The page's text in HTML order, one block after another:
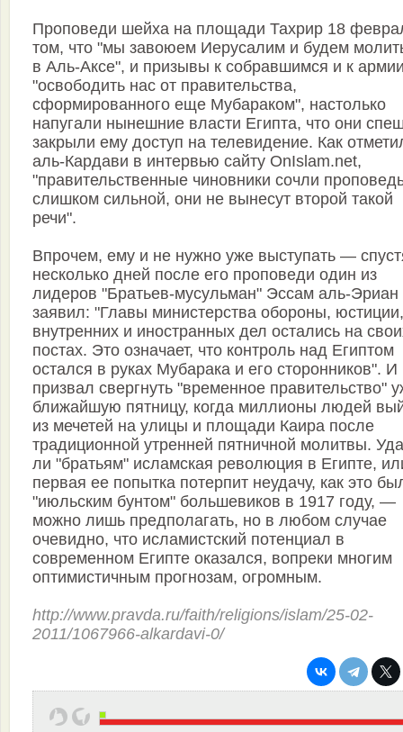
Проповеди шейха на площади Тахрир 18
том, что "мы завоюем Иерусалим и будем
в Аль-Аксе", и призывы к собравшимся и к
"освободить нас от правительства,
сформированного еще Мубараком", настолько
напугали нынешние власти Египта, что они
закрыли ему доступ на телевидение. Как
аль-Кардави в интервью сайту OnIslam.net,
"правительственные чиновники сочли
слишком сильной, они не вынесут второй такой
речи".
Впрочем, ему и не нужно уже выступать —
несколько дней после его проповеди один из
лидеров "Братьев-мусульман" Эссам аль-Эриан
заявил: "Главы министерства обороны, юстиции,
внутренних и иностранных дел остались на
постах. Это означает, что контроль над Египтом
остался в руках Мубарака и его сторонников". И
призвал свергнуть "временное правительство"
ближайшую пятницу, когда миллионы людей
из мечетей на улицы и площади Каира после
традиционной утренней пятничной молитвы.
ли "братьям" исламская революция в Египте,
первая ее попытка потерпит неудачу, как это
"июльским бунтом" большевиков в 1917 году, —
можно лишь предполагать, но в любом случае
очевидно, что исламистский потенциал в
современном Египте оказался, вопреки многим
оптимистичным прогнозам, огромным.
http://www.pravda.ru/faith/religions/islam/25-02-
2011/1067966-alkardavi-0/